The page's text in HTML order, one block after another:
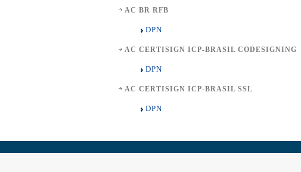
AC BR RFB
DPN
AC CERTISIGN ICP-BRASIL CODESIGNING
DPN
AC CERTISIGN ICP-BRASIL SSL
DPN